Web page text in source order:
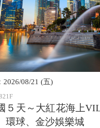
５天～大紅花海上
環球、金沙娛樂城
2026/08/21 (五)